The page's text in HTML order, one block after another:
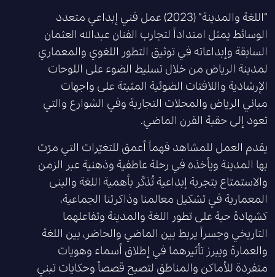
“اللغة والمدينة” (2023) عمل فني إبداعي متعدد
الوسائط يمثل امتداداً لتجارب الفنان عبدالله العثمان
السابقة وإبداعاته في توثيق التطور اللغوي والمعماري
لمدينة الرياض من خلال تسليط الضوء على اللوحات
الإرشادية واللافتات الضوئية المثبتة على واجهات
مباني الرياض والمحلات التجارية وفي الشوارع والتي
تعود إلى حقبة القرن الماضي.
يقدم العمل للمشاهد فهماً أعمق للتغيّرات التي مرّت
بها المدينة ويأخذه في رحلة عاطفية وذهنية عبر الزمن
والاستمتاع بتجربة إبداعية تُذكّر بأهمية اللغة والبنى
المعمارية في تشكيل معالمنا وذاكرتنا الجماعية،
كشهادة حية على تطور اللغة والمدينة وتفاعلهما
التاريخي وجسراً يربط بين الماضي والحاضر، بين اللغة
والعمارة ويبرز تأثيرهما في إطلاق أسماء وهويات
متفردة للأماكن والمناطق لتصبح قصصاً وحكايات تبني